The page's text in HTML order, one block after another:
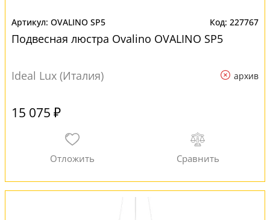
OVALINO SP5 227767
Подвесная люстра Ovalino OVALINO SP5
Ideal Lux (Италия) архив
15 075 ₽